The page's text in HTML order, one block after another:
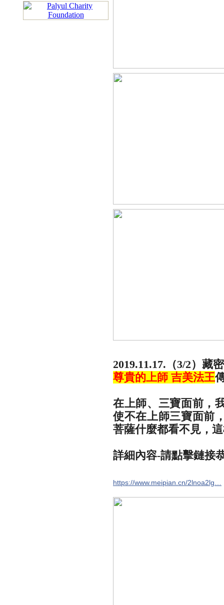
2019.11.17.（3/2）藏
尊貴的上師 吉美法王
在上師、三寶面前，
使不在上師三寶面前
菩薩什麼都看不見，
詳細內容-請點擊鏈接
https://www.meipian.cn/2lnoa2lg…